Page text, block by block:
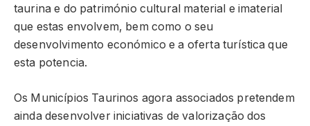
taurina e do património cultural material e imaterial
que estas envolvem, bem como o seu
desenvolvimento económico e a oferta turística que
esta potencia.
Os Municípios Taurinos agora associados pretendem
ainda desenvolver iniciativas de valorização dos